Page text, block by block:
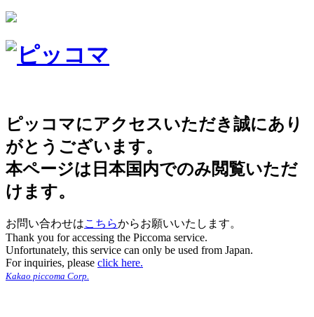
ピッコマにアクセスいただき誠にあり
がとうございます。
本ページは日本国内でのみ閲覧いただ
けます。
お問い合わせはこちらからお願いいたします。
Thank you for accessing the Piccoma service.
Unfortunately, this service can only be used from Japan.
For inquiries, please click here.
Kakao piccoma Corp.